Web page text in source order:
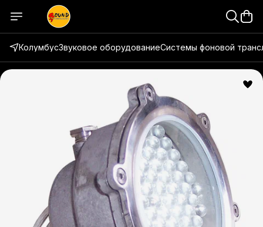
КолумбусЗвуковое оборудованиеСистемы фоновой